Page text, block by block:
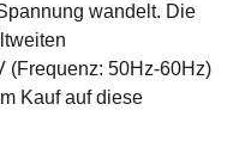
wandelt. Die
(Frequenz: 50Hz-60Hz)
Kauf auf diese